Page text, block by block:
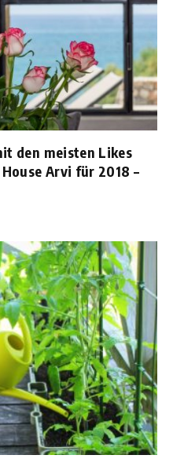
den meisten Likes
Arvi für 2018 –